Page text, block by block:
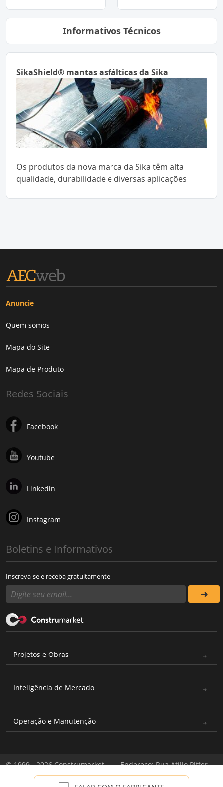
Informativos Técnicos
SikaShield® mantas asfálticas da Sika
Os produtos da nova marca da Sika têm alta
qualidade, durabilidade e diversas aplicações
Anuncie
Quem somos
Mapa do Site
Mapa de Produto
Redes Sociais
Facebook
Youtube
Linkedin
Instagram
Boletins e Informativos
Inscreva-se e receba gratuitamente
Projetos e Obras
Inteligência de Mercado
Operação e Manutenção
© 1999 - 2026 Construmarket
Todos os direitos reservados
Endereço: Rua Atílio Piffer,
571 - Casa Verde, São Paulo -